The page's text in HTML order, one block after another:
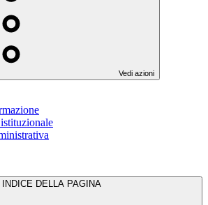
Vedi azioni
INDICE DELLA PAGINA